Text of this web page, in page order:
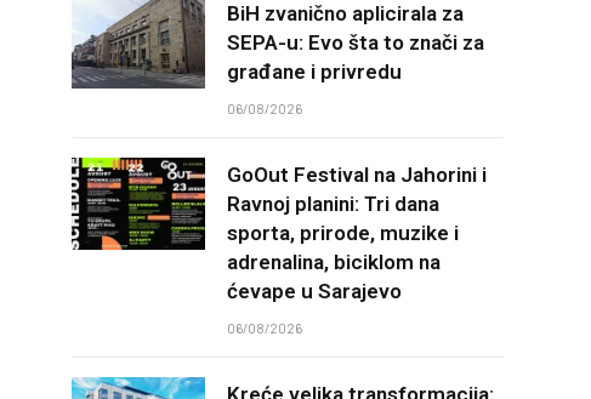
BiH zvanično aplicirala za
SEPA-u: Evo šta to znači za
građane i privredu
06/08/2026
GoOut Festival na Jahorini i
Ravnoj planini: Tri dana
sporta, prirode, muzike i
adrenalina, biciklom na
ćevape u Sarajevo
06/08/2026
Kreće velika transformacija: